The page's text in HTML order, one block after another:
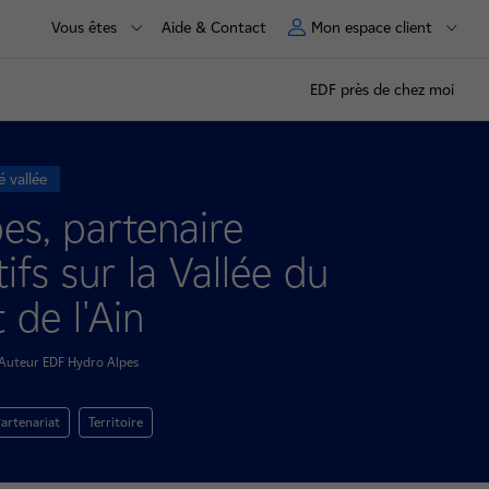
Vous êtes Aide & Contact Mon espace client
EDF près de chez moi
vallée
partenaire
sur la Vallée du
de l'Ain
EDF Hydro Alpes
Territoire